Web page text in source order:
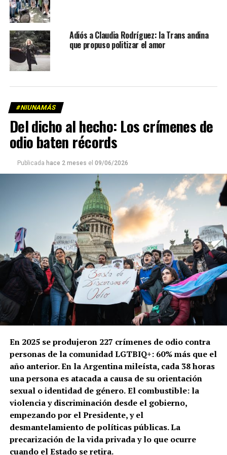
Adiós a Claudia Rodríguez: la Trans andina
que propuso politizar el amor
#NIUNAMÁS
Del dicho al hecho: Los crímenes de
odio baten récords
Publicada hace 2 meses el 09/06/2026
En 2025 se produjeron 227 crímenes de odio contra
personas de la comunidad LGTBIQ+: 60% más que el
año anterior. En la Argentina mileísta, cada 38 horas
una persona es atacada a causa de su orientación
sexual o identidad de género.El combustible: la
violencia y discriminación desde el gobierno,
empezando por el Presidente, y el
desmantelamiento de políticas públicas. La
precarización de la vida privada y lo que ocurre
cuando el Estado se retira.